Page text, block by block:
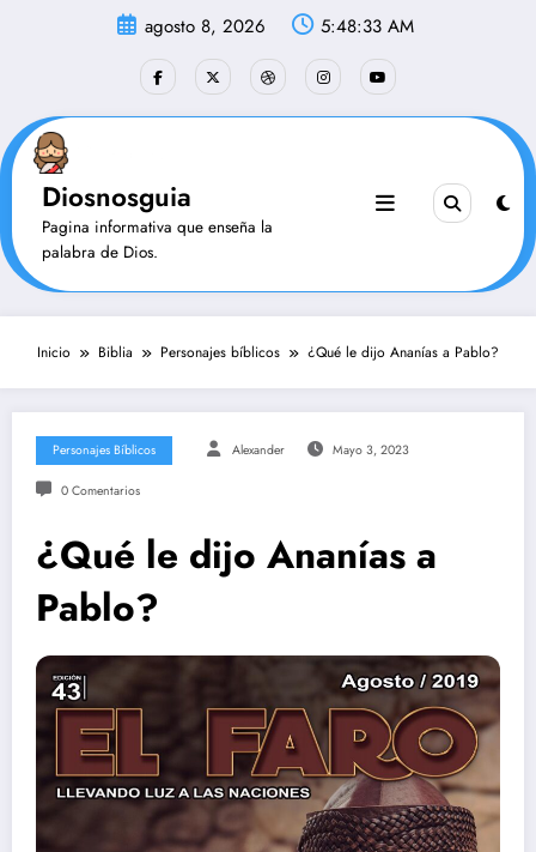
agosto 8, 2026 5:48:33 AM
Diosnosguia
Pagina informativa que enseña la
palabra de Dios.
Inicio Biblia Personajes bíblicos ¿Qué le dijo Ananías a Pablo?
Personajes Bíblicos Alexander Mayo 3, 2023
0 Comentarios
¿Qué le dijo Ananías a
Pablo?